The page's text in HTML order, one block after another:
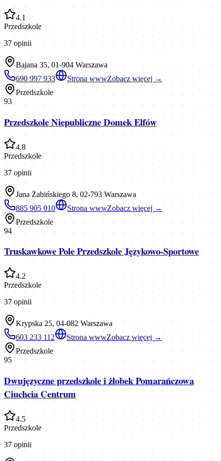
4.1
Przedszkole
37 opinii
Bajana 35, 01-904 Warszawa
690 997 933
Strona wwwZobacz więcej →
Przedszkole
93
Przedszkole Niepubliczne Domek Elfów
4.8
Przedszkole
37 opinii
Jana Żabińskiego 8, 02-793 Warszawa
885 905 010
Strona wwwZobacz więcej →
Przedszkole
94
Truskawkowe Pole Przedszkole Językowo-Sportowe
4.2
Przedszkole
37 opinii
Krypska 25, 04-082 Warszawa
603 233 112
Strona wwwZobacz więcej →
Przedszkole
95
Dwujęzyczne przedszkole i żłobek Pomarańczowa
Ciuchcia Centrum
4.5
Przedszkole
37 opinii